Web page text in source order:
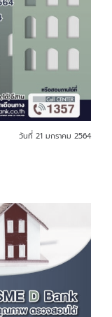
วันที่ 21 มกราคม 2564